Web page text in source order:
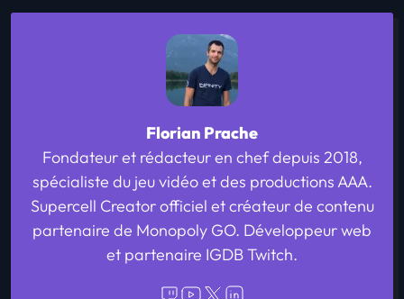
Florian Prache
Fondateur et rédacteur en chef depuis 2018,
spécialiste du jeu vidéo et des productions AAA.
Supercell Creator officiel et créateur de contenu
partenaire de Monopoly GO. Développeur web
et partenaire IGDB Twitch.